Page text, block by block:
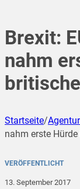
Brexit:
nahm
Startseite/
nahm erste
VERÖFFENTLICHT
13. September 2017